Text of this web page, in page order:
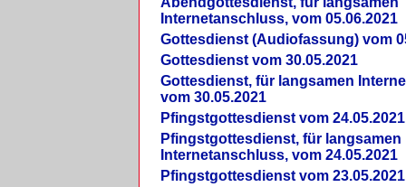
Internetanschluss, vom 05.06.2021
Gottesdienst (Audiofassung) vom
Gottesdienst vom 30.05.2021
Gottesdienst, für langsamen
vom 30.05.2021
Pfingstgottesdienst vom 24.05.2021
Pfingstgottesdienst, für langsamen
Internetanschluss, vom 24.05.2021
Pfingstgottesdienst vom 23.05.2021